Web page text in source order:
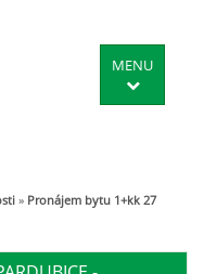
MENU
» Pronájem bytu 1+kk 27